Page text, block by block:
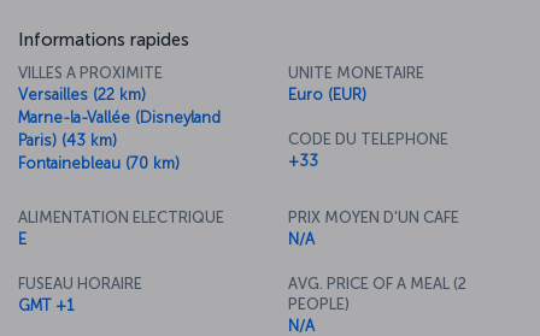
Informations rapides
VILLES A PROXIMITE
Versailles (22 km)
Marne-la-Vallée (Disneyland
Paris) (43 km)
Fontainebleau (70 km)
UNITE MONETAIRE
Euro (EUR)
CODE DU TELEPHONE
+33
ALIMENTATION ELECTRIQUE
E
FUSEAU HORAIRE
GMT +1
PRIX MOYEN D'UN CAFE
N/A
AVG. PRICE OF A MEAL (2
PEOPLE)
N/A